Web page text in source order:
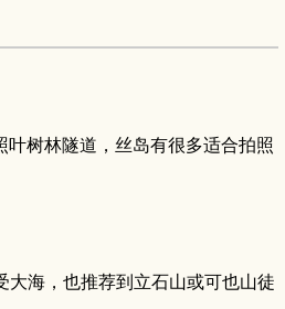
叶树林隧道，丝岛有很多适合拍照
大海，也推荐到立石山或可也山徒